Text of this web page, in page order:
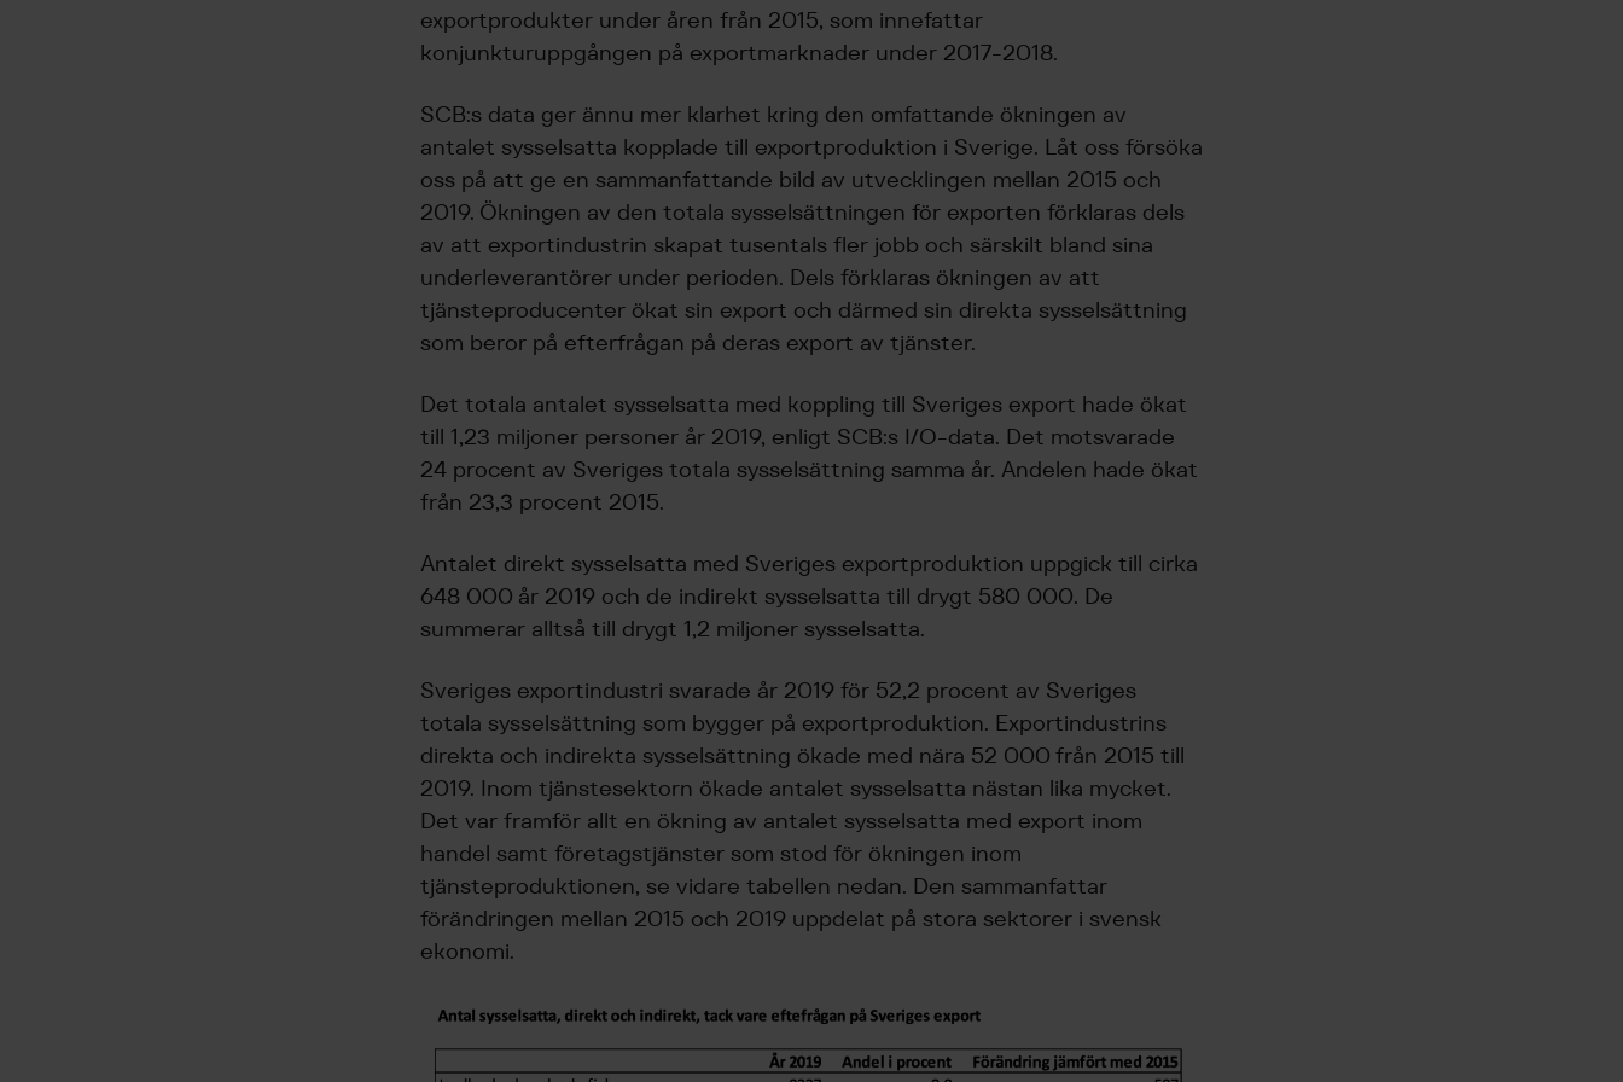
exportprodukter under åren från 2015, som innefattar
konjunkturuppgången på exportmarknader under 2017-2018.
SCB:s data ger ännu mer klarhet kring den omfattande ökningen av
antalet sysselsatta kopplade till exportproduktion i Sverige. Låt oss försöka
oss på att ge en sammanfattande bild av utvecklingen mellan 2015 och
2019. Ökningen av den totala sysselsättningen för exporten förklaras dels
av att exportindustrin skapat tusentals fler jobb och särskilt bland sina
underleverantörer under perioden. Dels förklaras ökningen av att
tjänsteproducenter ökat sin export och därmed sin direkta sysselsättning
som beror på efterfrågan på deras export av tjänster.
Det totala antalet sysselsatta med koppling till Sveriges export hade ökat
till 1,23 miljoner personer år 2019, enligt SCB:s I/O-data. Det motsvarade
24 procent av Sveriges totala sysselsättning samma år. Andelen hade ökat
från 23,3 procent 2015.
Antalet direkt sysselsatta med Sveriges exportproduktion uppgick till cirka
648 000 år 2019 och de indirekt sysselsatta till drygt 580 000. De
summerar alltså till drygt 1,2 miljoner sysselsatta.
Sveriges exportindustri svarade år 2019 för 52,2 procent av Sveriges
totala sysselsättning som bygger på exportproduktion. Exportindustrins
direkta och indirekta sysselsättning ökade med nära 52 000 från 2015 till
2019. Inom tjänstesektorn ökade antalet sysselsatta nästan lika mycket.
Det var framför allt en ökning av antalet sysselsatta med export inom
handel samt företagstjänster som stod för ökningen inom
tjänsteproduktionen, se vidare tabellen nedan. Den sammanfattar
förändringen mellan 2015 och 2019 uppdelat på stora sektorer i svensk
ekonomi.